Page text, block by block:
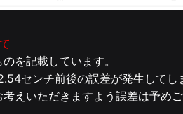
を記載しています。
センチ前後の誤差が発生してし
えいただきますよう誤差は予めご